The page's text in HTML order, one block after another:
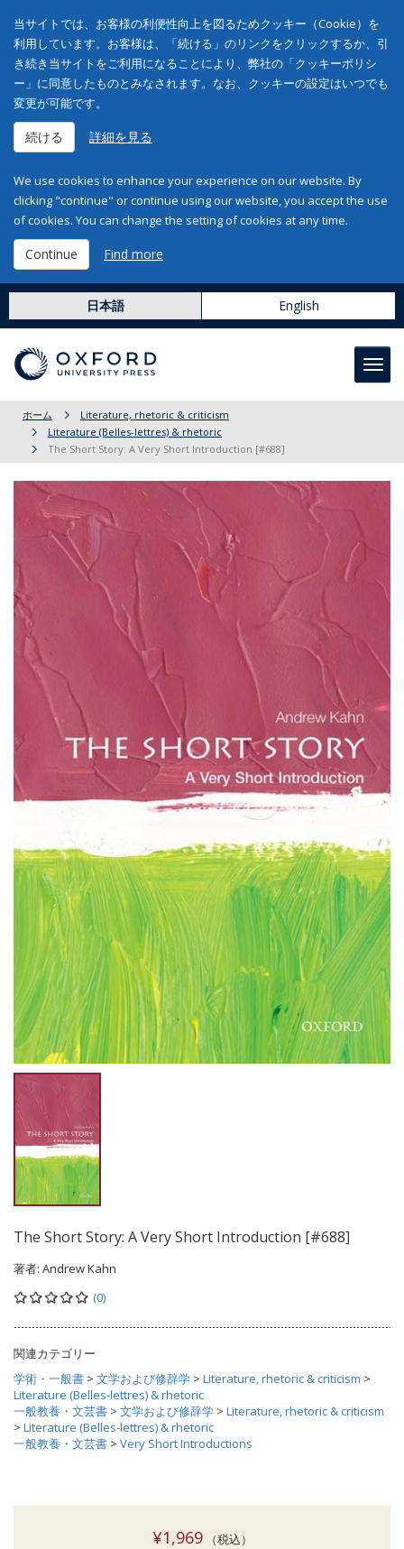
当サイトでは、お客様の利便性向上を図るためクッキー（Cookie）を
利用しています。お客様は、「続ける」のリンクをクリックするか、引
き続き当サイトをご利用になることにより、弊社の「クッキーポリシ
ー」に同意したものとみなされます。なお、クッキーの設定はいつでも
変更が可能です。
続ける 詳細を見る
We use cookies to enhance your experience on our website. By
clicking "continue" or continue using our website, you accept the use
of cookies. You can change the setting of cookies at any time.
Continue Find more
日本語 English
ホーム
Literature, rhetoric & criticism
Literature (Belles-lettres) & rhetoric
The Short Story: A Very Short Introduction [#688]
The Short Story: A Very Short Introduction [#688]
著者: Andrew Kahn
(0)
関連カテゴリー
学術・一般書 > 文学および修辞学 > Literature, rhetoric & criticism >
Literature (Belles-lettres) & rhetoric
一般教養・文芸書 > 文学および修辞学 > Literature, rhetoric & criticism
> Literature (Belles-lettres) & rhetoric
一般教養・文芸書 > Very Short Introductions
¥1,969（税込）